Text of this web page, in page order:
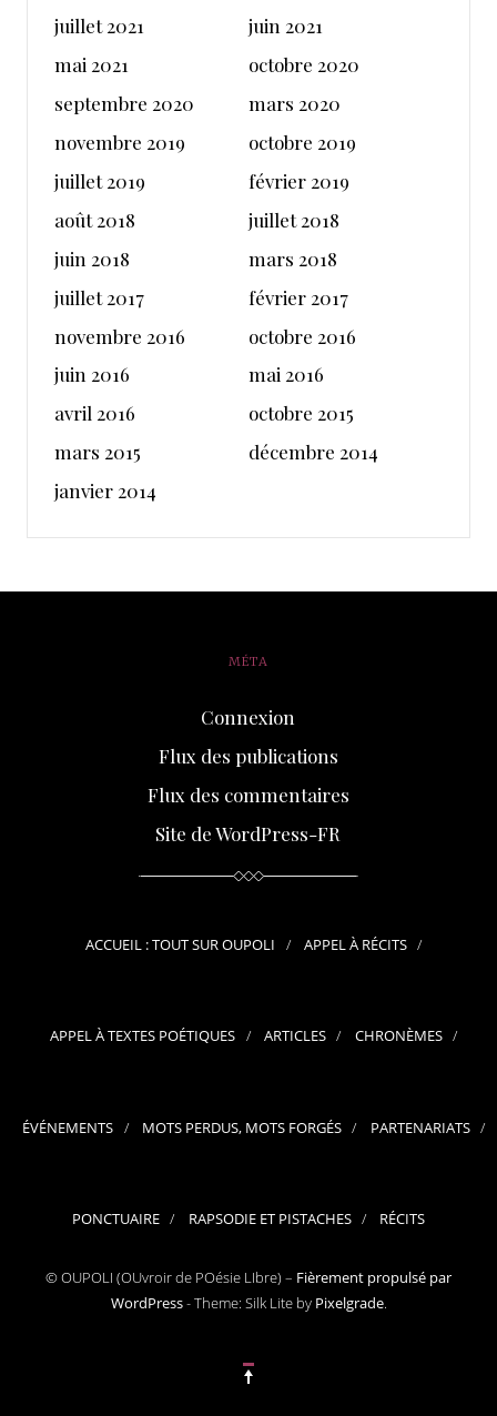
juillet 2021
juin 2021
mai 2021
octobre 2020
septembre 2020
mars 2020
novembre 2019
octobre 2019
juillet 2019
février 2019
août 2018
juillet 2018
juin 2018
mars 2018
juillet 2017
février 2017
novembre 2016
octobre 2016
juin 2016
mai 2016
avril 2016
octobre 2015
mars 2015
décembre 2014
janvier 2014
MÉTA
Connexion
Flux des publications
Flux des commentaires
Site de WordPress-FR
ACCUEIL : TOUT SUR OUPOLI APPEL À RÉCITS
APPEL À TEXTES POÉTIQUES ARTICLES CHRONÈMES
ÉVÉNEMENTS MOTS PERDUS, MOTS FORGÉS PARTENARIATS
PONCTUAIRE RAPSODIE ET PISTACHES RÉCITS
© OUPOLI (OUvroir de POésie LIbre) – Fièrement propulsé par
WordPress-Theme: Silk Lite by Pixelgrade.